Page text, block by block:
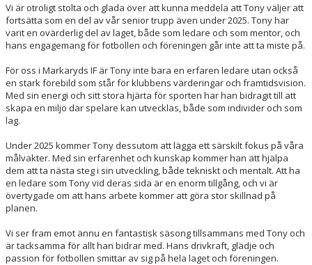
Vi är otroligt stolta och glada över att kunna meddela att Tony väljer att
fortsätta som en del av vår senior trupp även under 2025. Tony har
varit en ovärderlig del av laget, både som ledare och som mentor, och
hans engagemang för fotbollen och föreningen går inte att ta miste på.
För oss i Markaryds IF är Tony inte bara en erfaren ledare utan också
en stark förebild som står för klubbens värderingar och framtidsvision.
Med sin energi och sitt stora hjärta för sporten har han bidragit till att
skapa en miljö där spelare kan utvecklas, både som individer och som
lag.
Under 2025 kommer Tony dessutom att lägga ett särskilt fokus på våra
målvakter. Med sin erfarenhet och kunskap kommer han att hjälpa
dem att ta nästa steg i sin utveckling, både tekniskt och mentalt. Att ha
en ledare som Tony vid deras sida är en enorm tillgång, och vi är
övertygade om att hans arbete kommer att göra stor skillnad på
planen.
Vi ser fram emot ännu en fantastisk säsong tillsammans med Tony och
är tacksamma för allt han bidrar med. Hans drivkraft, glädje och
passion för fotbollen smittar av sig på hela laget och föreningen.